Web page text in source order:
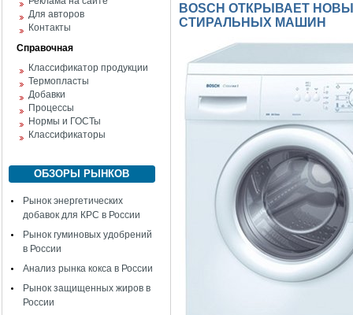
Для авторов
Контакты
Справочная
Классификатор продукции
Термопласты
Добавки
Процессы
Нормы и ГОСТы
Классификаторы
ОБЗОРЫ РЫНКОВ
Рынок энергетических
добавок для КРС в России
Рынок гуминовых удобрений
в России
Анализ рынка кокса в России
Рынок защищенных жиров в
России
BOSCH ОТКРЫВАЕТ
СТИРАЛЬНЫХ МАШИН